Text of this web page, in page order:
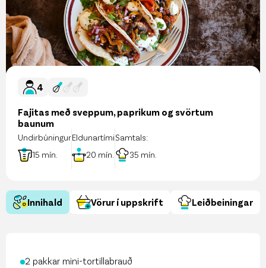
4
Fajitas með sveppum, paprikum og svörtum
baunum
Undirbúningur
15 mín.
Eldunartími
20 mín.
Samtals:
35 mín.
Innihald Vörur í uppskrift Leiðbeiningar
2 pakkar mini-tortillabrauð